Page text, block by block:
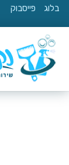
בלוג פייסבוק